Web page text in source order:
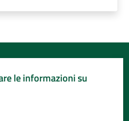
le informazioni su